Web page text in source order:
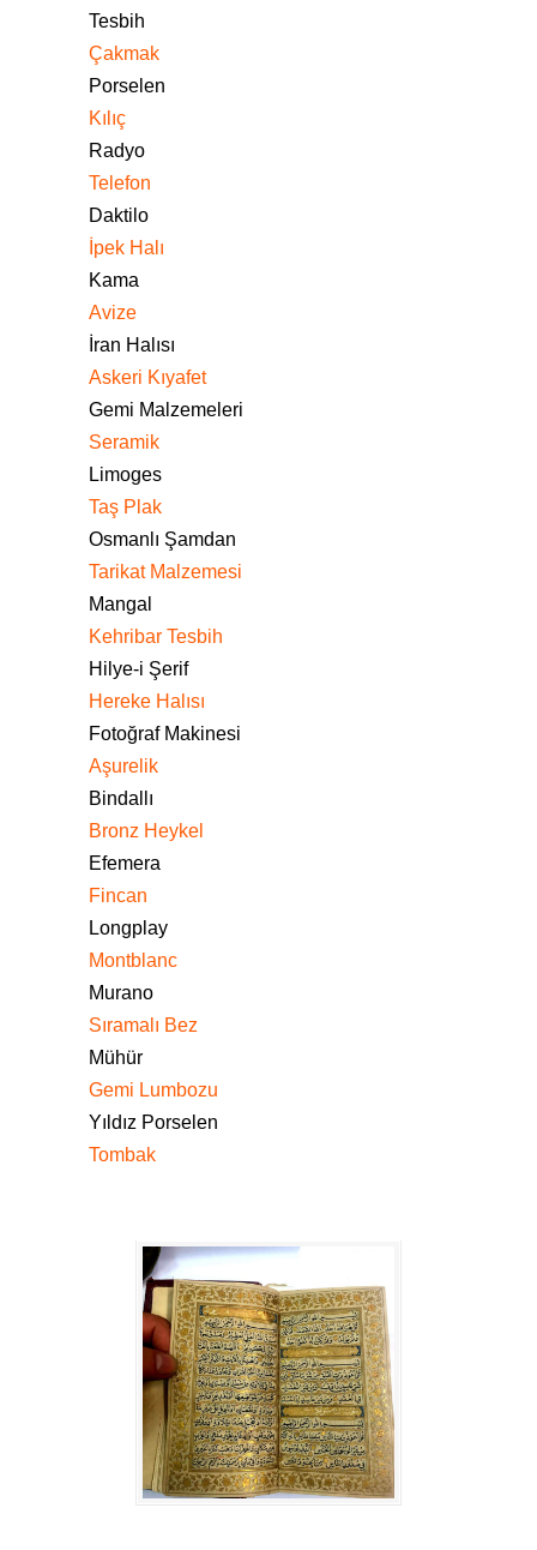
Tesbih
Çakmak
Porselen
Kılıç
Radyo
Telefon
Daktilo
İpek Halı
Kama
Avize
İran Halısı
Askeri Kıyafet
Gemi Malzemeleri
Seramik
Limoges
Taş Plak
Osmanlı Şamdan
Tarikat Malzemesi
Mangal
Kehribar Tesbih
Hilye-i Şerif
Hereke Halısı
Fotoğraf Makinesi
Aşurelik
Bindallı
Bronz Heykel
Efemera
Fincan
Longplay
Montblanc
Murano
Sıramalı Bez
Mühür
Gemi Lumbozu
Yıldız Porselen
Tombak